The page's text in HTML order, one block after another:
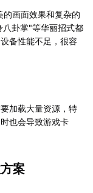
的画面效果和复杂的
卦掌"等华丽招式都
备性能不足，很容
加载大量资源，特
也会导致游戏卡
案